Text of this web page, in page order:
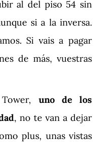
al del piso 54 sin
si a la inversa.
Si vais a pagar
de más, vuestras
uno de los
, no te van a dejar
plus, unas vistas